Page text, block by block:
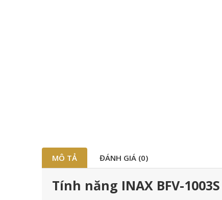
MÔ TẢ ĐÁNH GIÁ (0)
Tính năng INAX BFV-